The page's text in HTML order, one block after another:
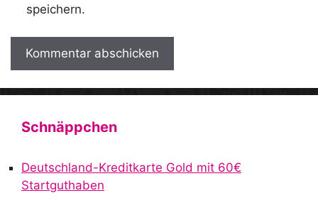
speichern.
A
n
Schnäppchen
Deutschland-Kreditkarte Gold mit 60€
Startguthaben